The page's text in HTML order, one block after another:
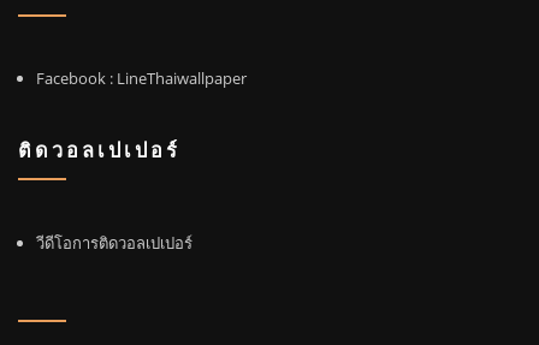
Facebook : LineThaiwallpaper
ติดวอลเปเปอร์
วีดีโอการติดวอลเปเปอร์